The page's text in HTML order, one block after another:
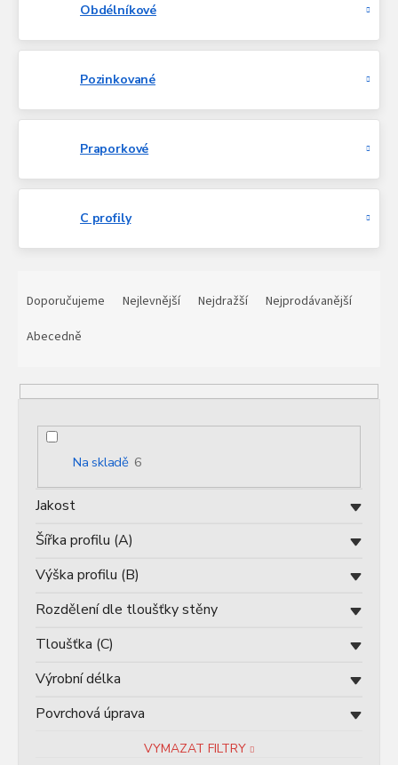
Obdélníkové
Pozinkované
Praporkové
C profily
p
Doporučujeme Nejlevnější Nejdražší
Nejprodávanější
Abecedně
Na skladě 6
Jakost
Povrchová úprava
Rozdělení dle tloušťky stěny
Šířka profilu (A)
Tloušťka (C)
Výrobní délka
Výška profilu (B)
VYMAZAT FILTRY